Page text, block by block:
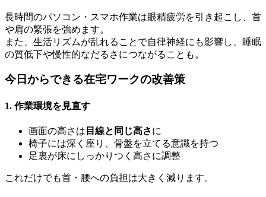
長時間のパソコン・スマホ作業は眼精疲労を引き起こし、首
や肩の緊張を強めます。
また、生活リズムが乱れることで自律神経にも影響し、睡眠
の質低下や慢性的なだるさにつながることも。
今日からできる在宅ワークの改善策
1. 作業環境を見直す
画面の高さは 目線と同じ高さに
椅子には深く座り、骨盤を立てる意識を持つ
足裏が床にしっかりつく高さに調整
これだけでも首・腰への負担は大きく減ります。